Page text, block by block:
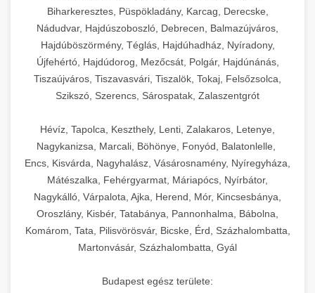
Biharkeresztes, Püspökladány, Karcag, Derecske,
Nádudvar, Hajdúszoboszló, Debrecen, Balmazújváros,
Hajdúböszörmény, Téglás, Hajdúhadház, Nyíradony,
Újfehértó, Hajdúdorog, Mezőcsát, Polgár, Hajdúnánás,
Tiszaújváros, Tiszavasvári, Tiszalök, Tokaj, Felsőzsolca,
Szikszó, Szerencs, Sárospatak, Zalaszentgrót
Hévíz, Tapolca, Keszthely, Lenti, Zalakaros, Letenye,
Nagykanizsa, Marcali, Böhönye, Fonyód, Balatonlelle,
Encs, Kisvárda, Nagyhalász, Vásárosnamény, Nyíregyháza,
Mátészalka, Fehérgyarmat, Máriapócs, Nyírbátor,
Nagykálló, Várpalota, Ajka, Herend, Mór, Kincsesbánya,
Oroszlány, Kisbér, Tatabánya, Pannonhalma, Bábolna,
Komárom, Tata, Pilisvörösvár, Bicske, Érd, Százhalombatta,
Martonvásár, Százhalombatta, Gyál
Budapest egész területe: